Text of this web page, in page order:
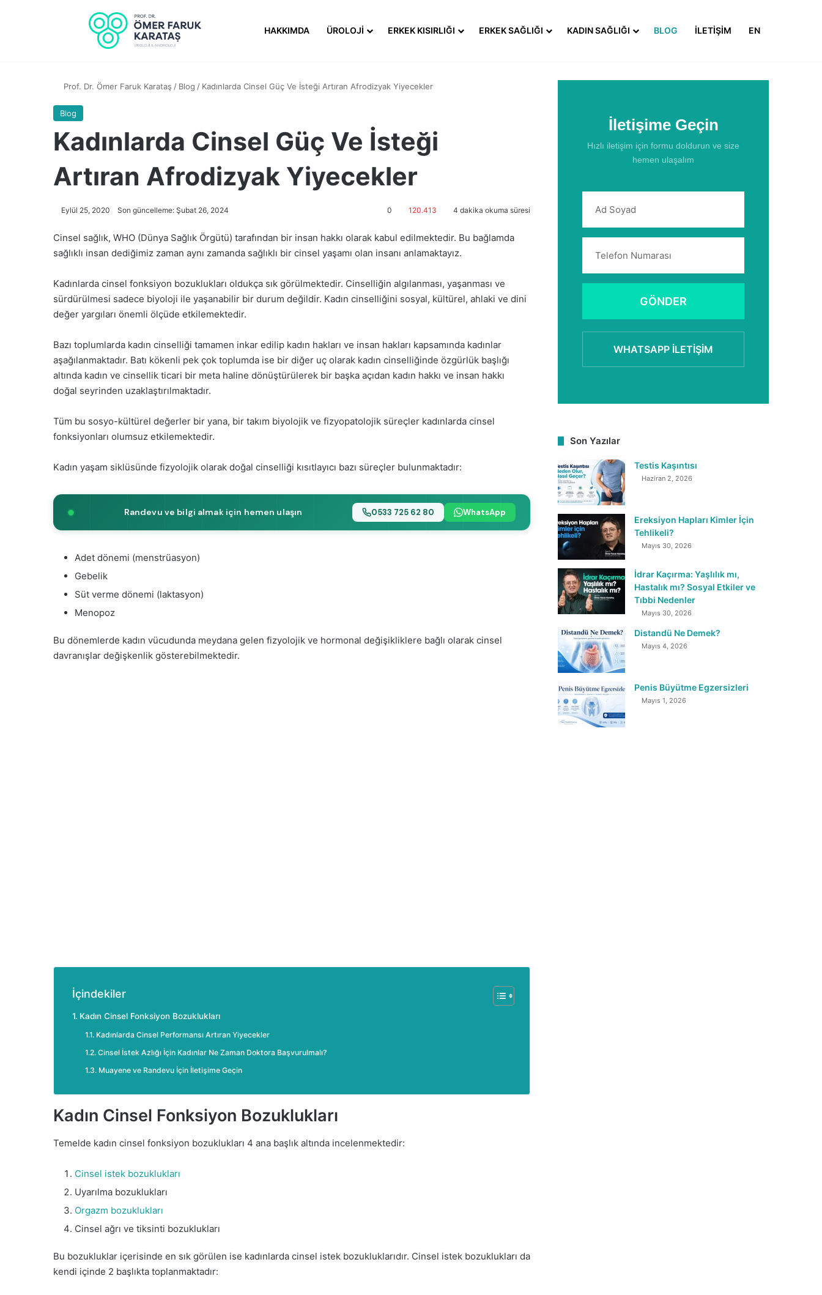
HAKKIMDA ÜROLOJI ERKEK KISIRLIĞI ERKEK SAĞLIĞI KADIN SAĞLIĞI BLOG İLETIŞIM EN
Prof. Dr. Ömer Faruk Karataş / Blog / Kadınlarda Cinsel Güç Ve İsteği Artıran Afrodizyak Yiyecekler
Blog
Kadınlarda Cinsel Güç Ve İsteği
Artıran Afrodizyak Yiyecekler
Eylül 25, 2020 Son güncelleme: Şubat 26, 2024 0 120.413 4 dakika okuma süresi
Cinsel sağlık, WHO (Dünya Sağlık Örgütü) tarafından bir insan hakkı olarak kabul edilmektedir. Bu bağlamda
sağlıklı insan dediğimiz zaman aynı zamanda sağlıklı bir cinsel yaşamı olan insanı anlamaktayız.
Kadınlarda cinsel fonksiyon bozuklukları oldukça sık görülmektedir. Cinselliğin algılanması, yaşanması ve
sürdürülmesi sadece biyoloji ile yaşanabilir bir durum değildir. Kadın cinselliğini sosyal, kültürel, ahlaki ve dini
değer yargıları önemli ölçüde etkilemektedir.
Bazı toplumlarda kadın cinselliği tamamen inkar edilip kadın hakları ve insan hakları kapsamında kadınlar
aşağılanmaktadır. Batı kökenli pek çok toplumda ise bir diğer uç olarak kadın cinselliğinde özgürlük başlığı
altında kadın ve cinsellik ticari bir meta haline dönüştürülerek bir başka açıdan kadın hakkı ve insan hakkı
doğal seyrinden uzaklaştırılmaktadır.
Tüm bu sosyo-kültürel değerler bir yana, bir takım biyolojik ve fizyopatolojik süreçler kadınlarda cinsel
fonksiyonları olumsuz etkilemektedir.
Kadın yaşam siklüsünde fizyolojik olarak doğal cinselliği kısıtlayıcı bazı süreçler bulunmaktadır:
Randevu ve bilgi almak için hemen ulaşın 0533 725 62 80 WhatsApp
Adet dönemi (menstrüasyon)
Gebelik
Süt verme dönemi (laktasyon)
Menopoz
Bu dönemlerde kadın vücudunda meydana gelen fizyolojik ve hormonal değişikliklere bağlı olarak cinsel
davranışlar değişkenlik gösterebilmektedir.
İçindekiler
Kadın Cinsel Fonksiyon Bozuklukları
Kadınlarda Cinsel Performansı Artıran Yiyecekler
Cinsel İstek Azlığı İçin Kadınlar Ne Zaman Doktora Başvurulmalı?
Muayene ve Randevu İçin İletişime Geçin
Kadın Cinsel Fonksiyon Bozuklukları
Temelde kadın cinsel fonksiyon bozuklukları 4 ana başlık altında incelenmektedir:
Cinsel istek bozuklukları
Uyarılma bozuklukları
Orgazm bozuklukları
Cinsel ağrı ve tiksinti bozuklukları
Bu bozukluklar içerisinde en sık görülen ise kadınlarda cinsel istek bozukluklarıdır. Cinsel istek bozuklukları da
kendi içinde 2 başlıkta toplanmaktadır:
İletişime Geçin
Hızlı iletişim için formu doldurun ve size
hemen ulaşalım
GÖNDER
WHATSAPP İLETIŞIM
Son Yazılar
Testis Kaşıntısı
Haziran 2, 2026
Ereksiyon Hapları Kimler İçin
Tehlikeli?
Mayıs 30, 2026
İdrar Kaçırma: Yaşlılık mı,
Hastalık mı? Sosyal Etkiler ve
Tıbbi Nedenler
Mayıs 30, 2026
Distandü Ne Demek?
Mayıs 4, 2026
Penis Büyütme Egzersizleri
Mayıs 1, 2026